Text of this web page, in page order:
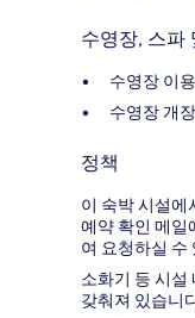
수영장, 스파
수영장 이
수영장 개
정책
이 숙박 시설에
예약 확인 메일
여 요청하실 수
소화기 등 시설
갖춰져 있습니